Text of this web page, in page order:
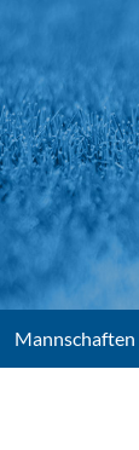
Mannschaften